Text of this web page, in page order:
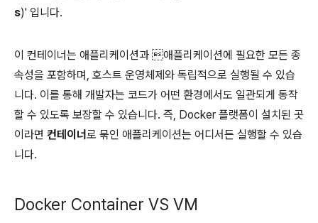
s)' 입니다.
이 컨테이너는 애플리케이션과 애플리케이션에 필요한 모든 종
속성을 포함하며, 호스트 운영체제와 독립적으로 실행될 수 있습
니다. 이를 통해 개발자는 코드가 어떤 환경에서도 일관되게 동작
할 수 있도록 보장할 수 있습니다. 즉, Docker 플랫폼이 설치된 곳
이라면 컨테이너로 묶인 애플리케이션는 어디서든 실행할 수 있습
니다.
Docker Container VS VM